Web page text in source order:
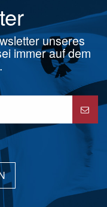
unseres
immer auf dem